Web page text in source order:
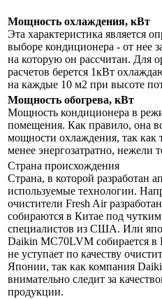
Мощность охлаждения, кВт
Эта характеристика является
выборе кондиционера - от нее
на которую он рассчитан. Для
расчетов берется 1кВт
на каждые 10 м2 при высоте
Мощность обогрева, кВт
Мощность кондиционера в
помещения. Как правило, она
мощности охлаждения, так как
менее энергозатратно, нежели
Страна происхождения
Страна, в которой разработан
используемые технологии.
очистители Fresh Air
собираются в Китае под
специалистов из США. Или
Daikin MC70LVM собирается в
не уступает по качеству
Японии, так как компания
внимательно следит за
продукции.